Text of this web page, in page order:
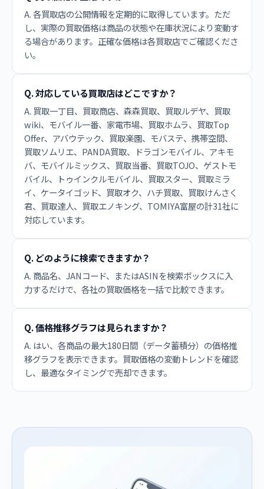
A. 各買取店の公開情報を定期的に取得しています。ただ
し、実際の買取価格は商品の状態や在庫状況により変動す
る場合があります。正確な価格は各買取店でご確認くださ
い。
Q. 対応している買取店はどこですか？
A. 買取一丁目、買取商店、森森買取、買取ルデヤ、買取
wiki、モバイル一番、家電市場、買取ホムラ、買取Top
Offer、アバウテック、買取楽園、モバステ、携帯空間、
買取ソムリエ、PANDA買取、ドラゴンモバイル、アキモ
バ、モバイルミックス、買取当番、買取TOJO、ゲストモ
バイル、トゥインクルモバイル、買取スター、買取ミラ
イ、ケータイゴッド、買取オク、ハチ買取、買取けんさく
君、買取達人、買取エノキング、TOMIYA富屋の計31社に
対応しています。
Q. どのように検索できますか？
A. 商品名、JANコード、またはASINを検索ボックスに入
力するだけで、各社の買取価格を一括で比較できます。
Q. 価格推移グラフは見られますか？
A. はい、各商品の最大180日間（データ蓄積分）の価格推
移グラフを表示できます。買取価格の変動トレンドを確認
し、最適なタイミングで売却できます。